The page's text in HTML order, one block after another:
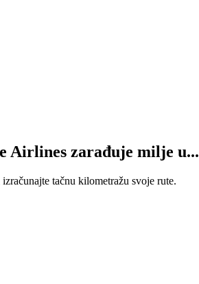
Airlines zarađuje milje u...
tačnu kilometražu svoje rute.